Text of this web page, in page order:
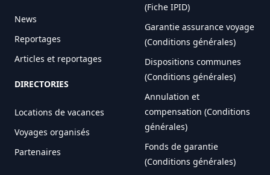
News
Reportages
Articles et reportages
DIRECTORIES
Locations de vacances
Voyages organisés
Partenaires
(Fiche IPID)
Garantie assurance voyage
(Conditions générales)
Dispositions communes
(Conditions générales)
Annulation et
compensation (Conditions
générales)
Fonds de garantie
(Conditions générales)